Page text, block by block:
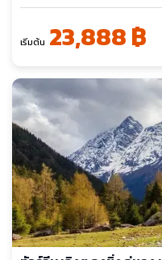
เริ่มต้น 23,888 ฿